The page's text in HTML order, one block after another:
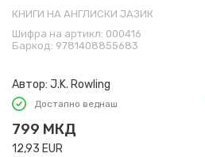
КНИГИ НА АНГЛИСКИ ЈАЗИК
Шифра на артикл: 000416
Баркод: 9781408855683
Автор: J.K. Rowling
Достапно веднаш
799 МКД
12,93 EUR